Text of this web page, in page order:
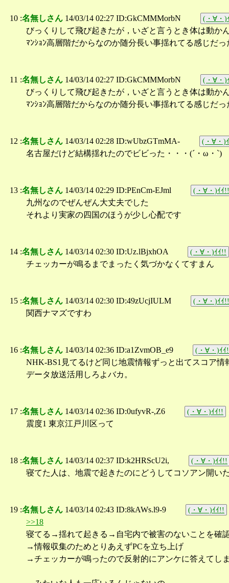
10 :名無しさん 14/03/14 02:27 ID:GkCMMMorbN (・∀・)
びっくりして飛び起きたが，いざと言うとき体は動か
ﾏﾝｼｮﾝ高層階だからなのか随分長い事揺れてる感じだっ
11 :名無しさん 14/03/14 02:27 ID:GkCMMMorbN (・∀・)
びっくりして飛び起きたが，いざと言うとき体は動か
ﾏﾝｼｮﾝ高層階だからなのか随分長い事揺れてる感じだっ
12 :名無しさん 14/03/14 02:28 ID:wUbzGTmMA- (・∀・)
名古屋だけど結構揺れたのでビビった・・・(´・ω・`)
13 :名無しさん 14/03/14 02:29 ID:PEnCm-EJml (・∀・)ｲｲ!!
九州なのでぜんぜん大丈夫でした
それより実家の四国のほうが少し心配です
14 :名無しさん 14/03/14 02:30 ID:Uz.lBjxhOA (・∀・)ｲｲ!!
チェッカーが鳴るまでまったく気づかなくてすまん
15 :名無しさん 14/03/14 02:30 ID:49zUcjIULM (・∀・)ｲｲ!!
関西ナマズですわ
16 :名無しさん 14/03/14 02:36 ID:a1ZvmOB_e9 (・∀・)ｲｲ
NHK-BS1見てるけど同じ地震情報ずっと出てスコア情
データ放送活用しろよバカ。
17 :名無しさん 14/03/14 02:36 ID:0ufyvR-,Z6 (・∀・)ｲｲ!!
震度1 東京江戸川区って
18 :名無しさん 14/03/14 02:37 ID:k2HRScU2i, (・∀・)ｲｲ!!
寝てた人は、地震で起きたのにどうしてコソアン開い
19 :名無しさん 14/03/14 02:43 ID:8kAWs.l9-9 (・∀・)ｲｲ!!
>>18
寝てる→揺れて起きる→自宅内で被害のないことを確
→情報収集のためとりあえずPCを立ち上げ
→チェッカーが鳴ったので反射的にアンケに答えてし